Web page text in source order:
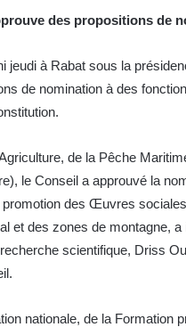
des propositions de
jeudi à Rabat sous la
de nomination à des
de la Pêche
le Conseil a approuvé la
promotion des Œuvres
et des zones de montagne,
scientifique, Driss
nationale, de la Formation